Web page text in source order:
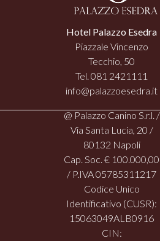
Hotel Palazzo Esedra
Piazzale Vincenzo
Tecchio, 50
Tel. 081 2421111
info@palazzoesedra.it
@ Palazzo Canino S.r.l. /
Via Santa Lucia, 20 /
80132 Napoli
Cap. Soc. € 100.000,00
/ P.IVA 05785311217
Codice Unico
Identificativo (CUSR):
15063049ALB0916
CIN: